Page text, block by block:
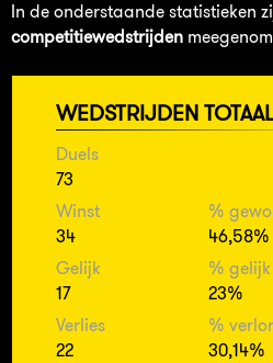
In de onderstaande statistieken
competitiewedstrijden
WEDSTRIJDEN TOTAAL
Duels
73
Winst
34
%
46,58%
Gelijk
17
% gelijk
23%
Verlies
22
%
30,14%